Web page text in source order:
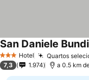
3 EstrelasHotel Quartos
San Daniele
7,3 1.974 a 0.5 km